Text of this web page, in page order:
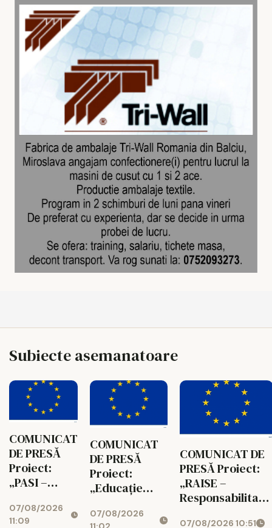
Subiecte asemanatoare
COMUNICAT
DE PRESĂ
Proiect:
„PASI –
pentru
07/08/2026
11:09
COMUNICAT
DE PRESĂ
Proiect:
„Educație
Sprijin pentru
07/08/2026
COMUNICAT DE
PRESĂ Proiect:
„RAISE –
07/08/2026 10:51